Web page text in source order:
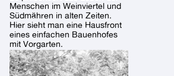
Menschen im Weinviertel und
Südmähren in alten Zeiten.
Hier sieht man eine Hausfront
eines einfachen Bauenhofes
mit Vorgarten.